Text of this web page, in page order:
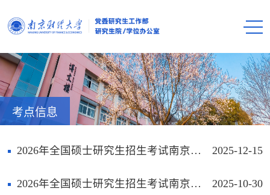
考点信息
2025-12-15
2026年全国硕士研究生招生考试南京财经大学考点（3229）考生须知
2025-10-30
2026年全国硕士研究生招生考试南京财经大学报考点（3229）网上确认考生须知